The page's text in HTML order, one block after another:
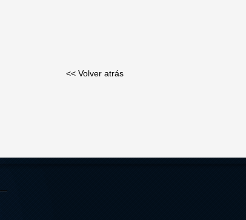
<< Volver atrás